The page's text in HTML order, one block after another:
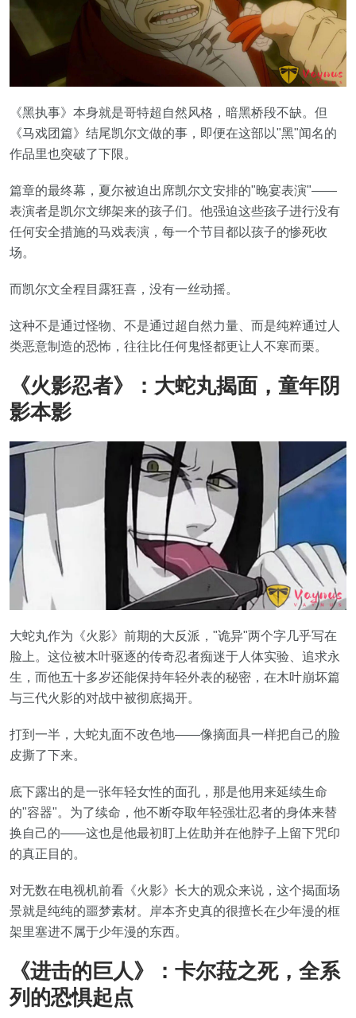
《黑执事》本身就是哥特超自然风格，暗黑桥段不缺。但
《马戏团篇》结尾凯尔文做的事，即便在这部以"黑"闻名的
作品里也突破了下限。
篇章的最终幕，夏尔被迫出席凯尔文安排的"晚宴表演"——
表演者是凯尔文绑架来的孩子们。他强迫这些孩子进行没有
任何安全措施的马戏表演，每一个节目都以孩子的惨死收
场。
而凯尔文全程目露狂喜，没有一丝动摇。
这种不是通过怪物、不是通过超自然力量、而是纯粹通过人
类恶意制造的恐怖，往往比任何鬼怪都更让人不寒而栗。
《火影忍者》：大蛇丸揭面，童年阴
影本影
大蛇丸作为《火影》前期的大反派，"诡异"两个字几乎写在
脸上。这位被木叶驱逐的传奇忍者痴迷于人体实验、追求永
生，而他五十多岁还能保持年轻外表的秘密，在木叶崩坏篇
与三代火影的对战中被彻底揭开。
打到一半，大蛇丸面不改色地——像摘面具一样把自己的脸
皮撕了下来。
底下露出的是一张年轻女性的面孔，那是他用来延续生命
的"容器"。为了续命，他不断夺取年轻强壮忍者的身体来替
换自己的——这也是他最初盯上佐助并在他脖子上留下咒印
的真正目的。
对无数在电视机前看《火影》长大的观众来说，这个揭面场
景就是纯纯的噩梦素材。岸本齐史真的很擅长在少年漫的框
架里塞进不属于少年漫的东西。
《进击的巨人》：卡尔菈之死，全系
列的恐惧起点